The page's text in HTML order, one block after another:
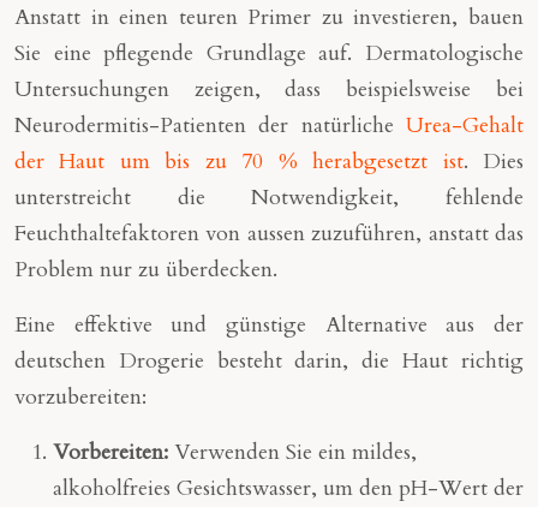
Anstatt in einen teuren Primer zu investieren, bauen
Sie eine pflegende Grundlage auf. Dermatologische
Untersuchungen zeigen, dass beispielsweise bei
Neurodermitis-Patienten der natürliche Urea-Gehalt
der Haut um bis zu 70 % herabgesetzt ist. Dies
unterstreicht die Notwendigkeit, fehlende
Feuchthaltefaktoren von aussen zuzuführen, anstatt das
Problem nur zu überdecken.
Eine effektive und günstige Alternative aus der
deutschen Drogerie besteht darin, die Haut richtig
vorzubereiten:
Vorbereiten: Verwenden Sie ein mildes,
alkoholfreies Gesichtswasser, um den pH-Wert der